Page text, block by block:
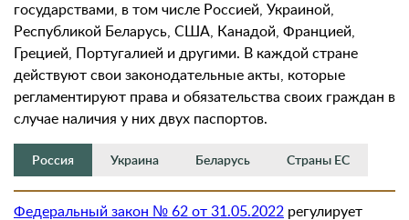
государствами, в том числе Россией, Украиной,
Республикой Беларусь, США, Канадой, Францией,
Грецией, Португалией и другими. В каждой стране
действуют свои законодательные акты, которые
регламентируют права и обязательства своих граждан в
случае наличия у них двух паспортов.
Россия Украина Беларусь Страны ЕС
Федеральный закон № 62 от 31.05.2022 регулирует